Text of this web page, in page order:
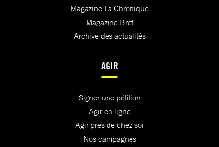
Magazine La Chronique
Magazine Bref
Archive des actualités
AGIR
Signer une pétition
Agir en ligne
Agir près de chez soi
Nos campagnes